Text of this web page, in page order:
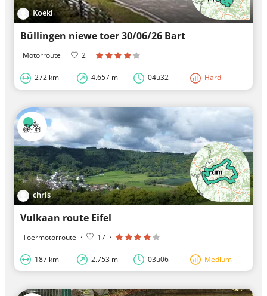
Koeki
Büllingen niewe toer 30/06/26 Bart
Motorroute · 2 ·
272 km 4.657 m 04u32 Hard
chris
Vulkaan route Eifel
Toermotorroute · 17 ·
187 km 2.753 m 03u06 Medium